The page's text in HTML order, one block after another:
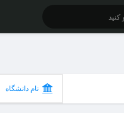
نام دانشگاه